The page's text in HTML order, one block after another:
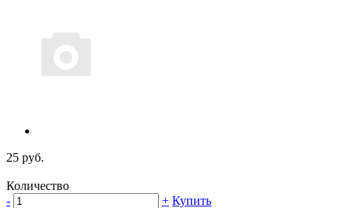
25 руб.
Количество
-
+ Купить